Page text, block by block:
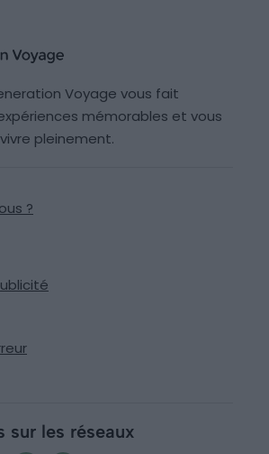
Voyage vous fait
mémorables et vous
pleinement.
?
sur les réseaux